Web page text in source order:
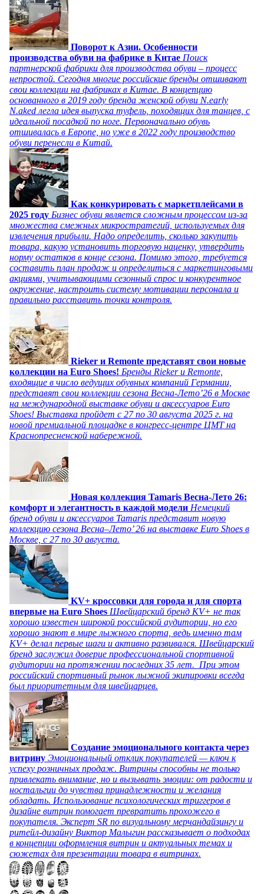
Поворот к Азии. Особенности
производства обуви на фабрике в Китае Поиск
партнерской фабрики для производства обуви – процесс
непростой. Сегодня многие российские бренды отшивают
свои коллекции на фабриках в Китае. В концепцию
основанного в 2019 году бренда женской обуви N.early
N.aked легла идея выпуска туфель, походящих для танцев, с
идеальной посадкой по ноге. Первоначально обувь
отшивалась в Европе, но уже в 2022 году производство
обуви перенесли в Китай.
Как конкурировать с маркетплейсами в
2025 году Бизнес обуви является сложным процессом из-за
множества смежных микростратегий, используемых для
извлечения прибыли. Надо определить, сколько закупить
товара, какую установить торговую наценку, утвердить
норму остатков в конце сезона. Помимо этого, требуется
составить план продаж и определиться с маркетинговыми
акциями, учитывающими сезонный спрос и конкурентное
окружение, настроить систему мотивации персонала и
правильно расставить точки контроля.
Rieker и Remonte представят свои новые
коллекции на Euro Shoes! Бренды Rieker и Remonte,
входящие в число ведущих обувных компаний Германии,
представят свои коллекции сезона Весна-Лето’26 в Москве
на международной выставке обуви и аксессуаров Euro
Shoes! Выставка пройдет c 27 по 30 августа 2025 г. на
новой премиальной площадке в конгресс-центре ЦМТ на
Краснопресненской набережной.
Новая коллекция Tamaris Весна-Лето 26:
комфорт и элегантность в каждой модели Немецкий
бренд обуви и аксессуаров Tamaris представит новую
коллекцию сезона Весна–Лето’ 26 на выставке Euro Shoes в
Москве, с 27 по 30 августа.
KV+ кроссовки для города и для спорта
впервые на Euro Shoes Швейцарский бренд KV+ не так
хорошо известен широкой российской аудитории, но его
хорошо знают в мире лыжного спорта, ведь именно там
KV+ делал первые шаги и активно развивался. Швейцарский
бренд заслужил доверие профессиональной спортивной
аудитории на протяжении последних 35 лет. При этом
российский спортивный рынок лыжной экипировки всегда
был приоритетным для швейцарцев.
Создание эмоционального контакта через
витрину Эмоциональный отклик покупателей — ключ к
успеху розничных продаж. Витрины способны не только
привлекать внимание, но и вызывать эмоции: от радости и
ностальгии до чувства принадлежности и желания
обладать. Использование психологических триггеров в
дизайне витрин помогает превратить прохожего в
покупателя. Эксперт SR по визуальному мерчандайзингу и
ритейл-дизайну Виктор Малыгин рассказывает о подходах
в концепции оформления витрин и актуальных темах и
сюжетах для презентации товара в витринах.